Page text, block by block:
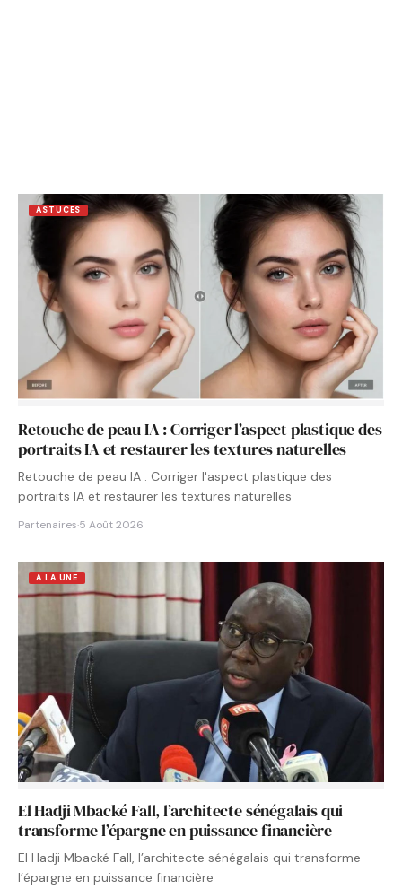
ASTUCES
Retouche de peau IA : Corriger l’aspect plastique des
portraits IA et restaurer les textures naturelles
Retouche de peau IA : Corriger l'aspect plastique des
portraits IA et restaurer les textures naturelles
Partenaires·5 Août 2026
A LA UNE
El Hadji Mbacké Fall, l’architecte sénégalais qui
transforme l’épargne en puissance financière
El Hadji Mbacké Fall, l’architecte sénégalais qui transforme
l’épargne en puissance financière